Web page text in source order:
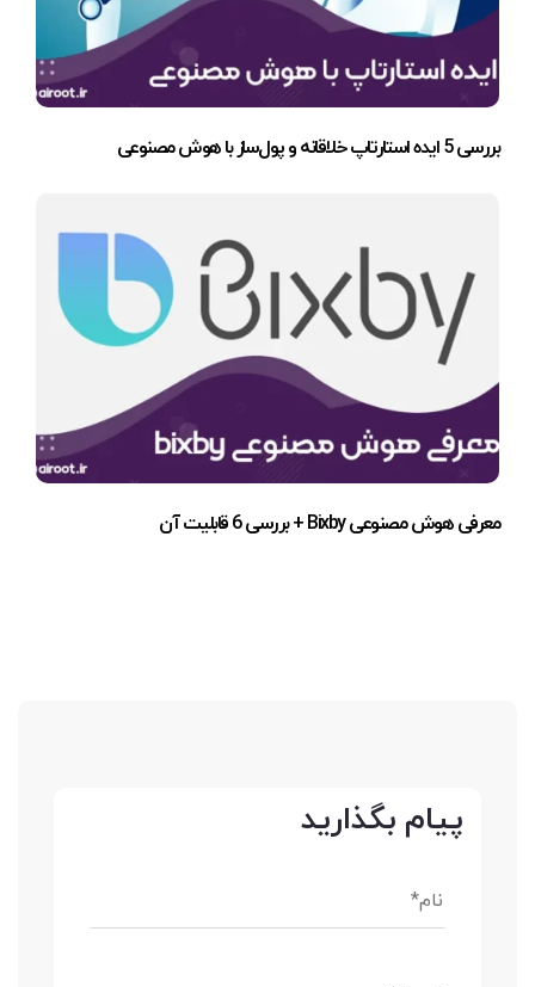
بررسی 5 ایده استارتاپ خلاقانه و پول‌ساز با هوش مصنوعی
معرفی هوش مصنوعی Bixby + بررسی 6 قابلیت آن
پیام بگذارید